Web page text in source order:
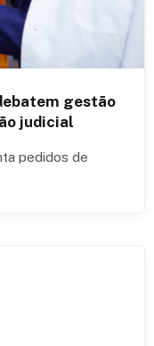
gestão
judicial
pedidos de